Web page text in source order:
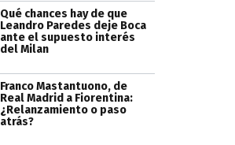
Qué chances hay de que
Leandro Paredes deje Boca
ante el supuesto interés
del Milan
Franco Mastantuono, de
Real Madrid a Fiorentina:
¿Relanzamiento o paso
atrás?